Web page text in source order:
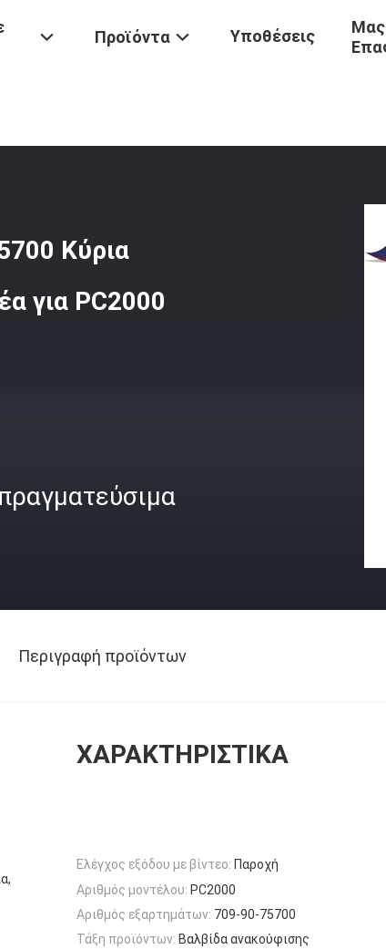
Προϊόντα Υποθέσεις
Μας
Κύρια
για PC2000
Περιγραφή προϊόντων
ΧΑΡΑΚΤΗΡΙΣΤΙΚΆ
Ελέγχος εξόδου με βίντεο: Παροχή
Αριθμός μοντέλου: PC2000
Αριθμός εξαρτημάτων: 709-90-75700
Τάξη προϊόντων: Βαλβίδα ανακούφισης